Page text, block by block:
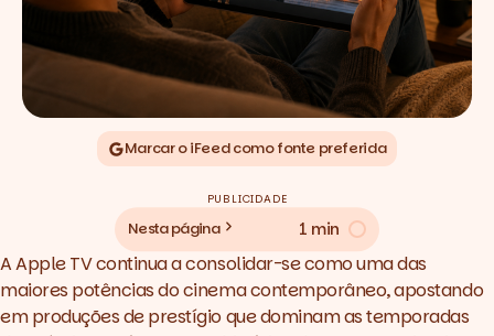
Marcar o iFeed como fonte preferida
PUBLICIDADE
Nesta página 1 min
A Apple TV continua a consolidar-se como uma das
maiores potências do cinema contemporâneo, apostando
em produções de prestígio que dominam as temporadas